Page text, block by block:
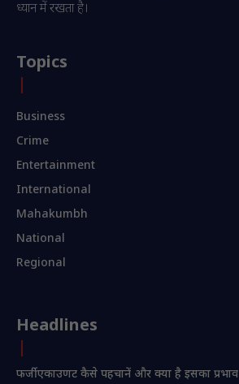
ध्यान में रखता है।
Topics
Business
Crime
Entertainment
International
Mahakumbh
National
Regional
Headlines
फर्जी एकाउणट कैसे पहचानें और क्या है इसका प्रभाव